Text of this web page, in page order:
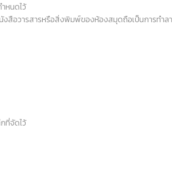
หนดไว้
สือวารสารหรือสิ่งพิมพ์ของห้องสมุดถือเป็นการทำ
ที่จัดไว้